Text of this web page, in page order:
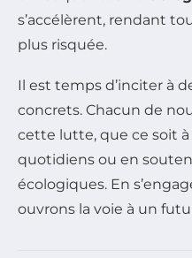
s’accélèrent, rendant
plus risquée.
Il est temps d’inciter à
concrets. Chacun de
cette lutte, que ce soit à
quotidiens ou en
écologiques. En
ouvrons la voie à un